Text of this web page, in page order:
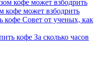
кофе может взбодрить
Совет от ученых, как
За сколько часов